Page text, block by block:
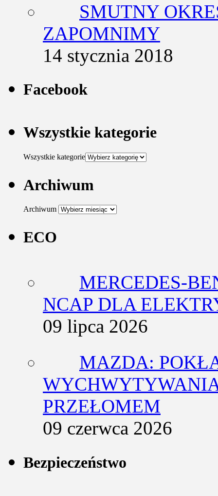
SMUTNY
ZAPOMNIMY
14 stycznia 2018
Facebook
Wszystkie kategorie
Wszystkie kategorie
Archiwum
Archiwum
ECO
MERCEDES-
NCAP DLA
09 lipca 2026
MAZDA:
PRZEŁOMEM
09 czerwca 2026
Bezpieczeństwo